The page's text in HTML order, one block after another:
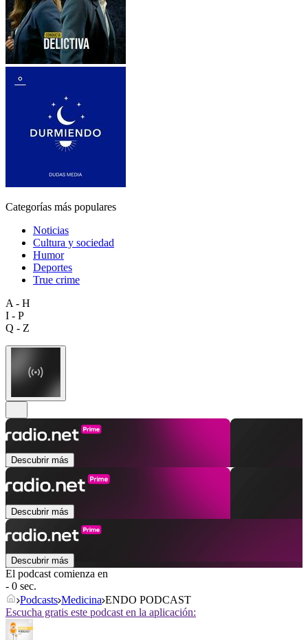
Categorías más populares
Noticias
Cultura y sociedad
Humor
Deportes
True crime
A - H
I - P
Q - Z
Descubrir más
Descubrir más
Descubrir más
El podcast comienza en
- 0 sec.
Podcasts Medicina ENDO PODCAST
Escucha gratis este podcast en la aplicación: